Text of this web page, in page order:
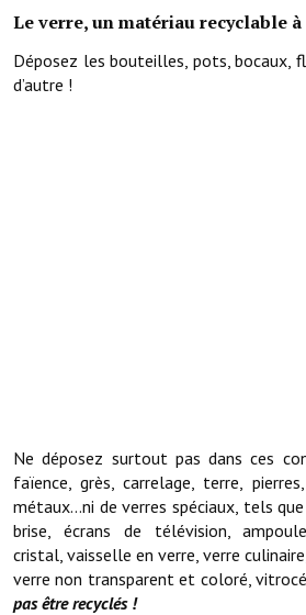
Les gites ruraux
Le verre, un matériau recyclable
Déposez les bouteilles, pots, bocaux,
d’autre !
Ne déposez surtout pas dans ces
faïence, grès, carrelage, terre,
métaux…ni de verres spéciaux, tels
brise, écrans de télévision,
cristal, vaisselle en verre, verre
verre non transparent et coloré,
pas être recyclés !